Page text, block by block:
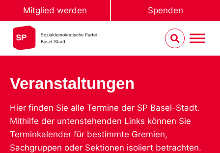
Mitglied werden Spenden
Sozialdemokratische Partei
Basel-Stadt
Veranstaltungen
Hier finden Sie alle Termine der SP Basel-Stadt.
Mithilfe der untenstehenden Links können Sie
Terminkalender für bestimmte Gremien,
Sachgruppen oder Sektionen isoliert betrachten.